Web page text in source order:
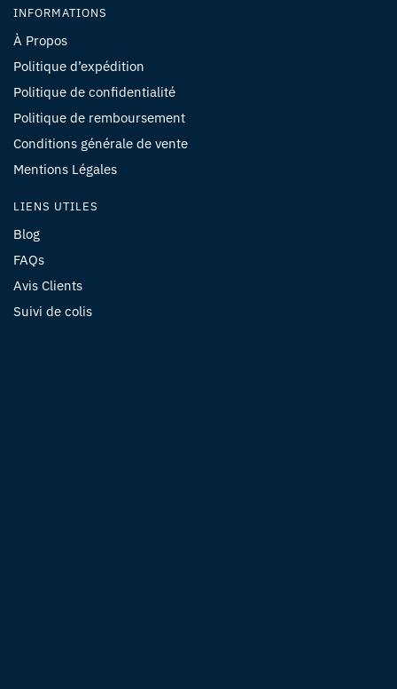
INFORMATIONS
À Propos
Politique d’expédition
Politique de confidentialité
Politique de remboursement
Conditions générale de vente
Mentions Légales
LIENS UTILES
Blog
FAQs
Avis Clients
Suivi de colis